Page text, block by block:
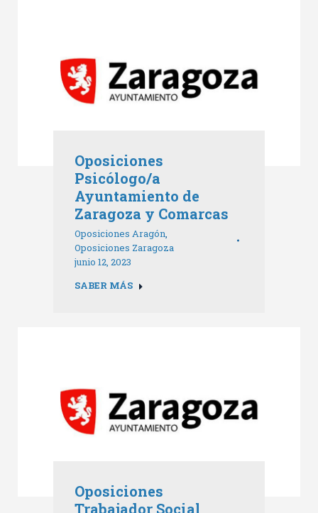
Oposiciones
Psicólogo/a
Ayuntamiento de
Zaragoza y Comarcas
Oposiciones Aragón,
Oposiciones Zaragoza
junio 12, 2023
SABER MÁS
Oposiciones
Trabajador Social